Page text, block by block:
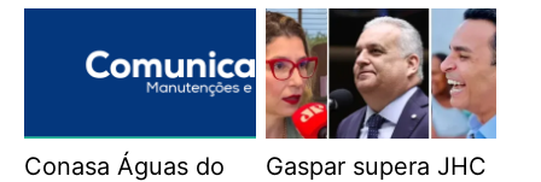
Conasa Águas do
Gaspar supera JHC